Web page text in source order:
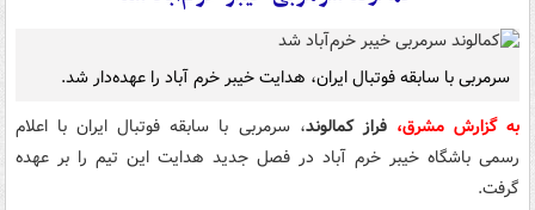
سرمربی با سابقه فوتبال ایران، هدایت خیبر خرم آباد را عهده‌دار شد.
به گزارش مشرق، فراز کمالوند، سرمربی با سابقه فوتبال ایران با اعلام
رسمی باشگاه خیبر خرم آباد در فصل جدید هدایت این تیم را بر عهده
گرفت.